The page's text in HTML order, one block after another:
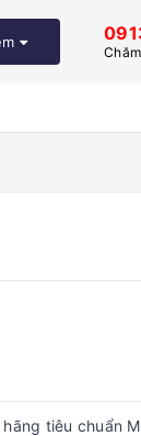
tiêu chuẩn